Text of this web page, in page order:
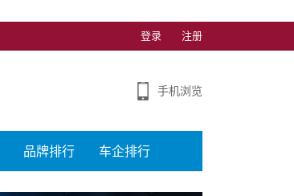
登录 注册
手机浏览
品牌排行 车企排行